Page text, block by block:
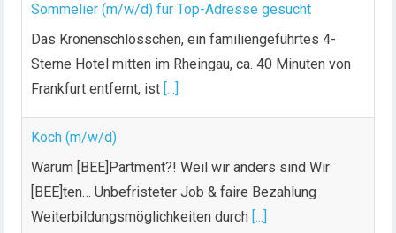
Sommelier (m/w/d) für Top-Adresse gesucht
Das Kronenschlösschen, ein familiengeführtes 4-
Sterne Hotel mitten im Rheingau, ca. 40 Minuten von
Frankfurt entfernt, ist [...]
Koch (m/w/d)
Warum [BEE]Partment?! Weil wir anders sind Wir
[BEE]ten… Unbefristeter Job & faire Bezahlung
Weiterbildungsmöglichkeiten durch [...]